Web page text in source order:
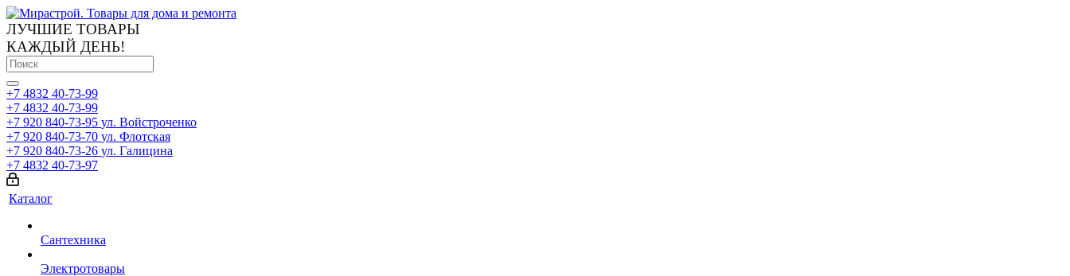
ЛУЧШИЕ ТОВАРЫ
КАЖДЫЙ ДЕНЬ!
+7 4832 40-73-99
+7 4832 40-73-99
+7 920 840-73-95 ул. Войстроченко
+7 920 840-73-70 ул. Флотская
+7 920 840-73-26 ул. Галицина
+7 4832 40-73-97
Каталог
Сантехника
Электротовары